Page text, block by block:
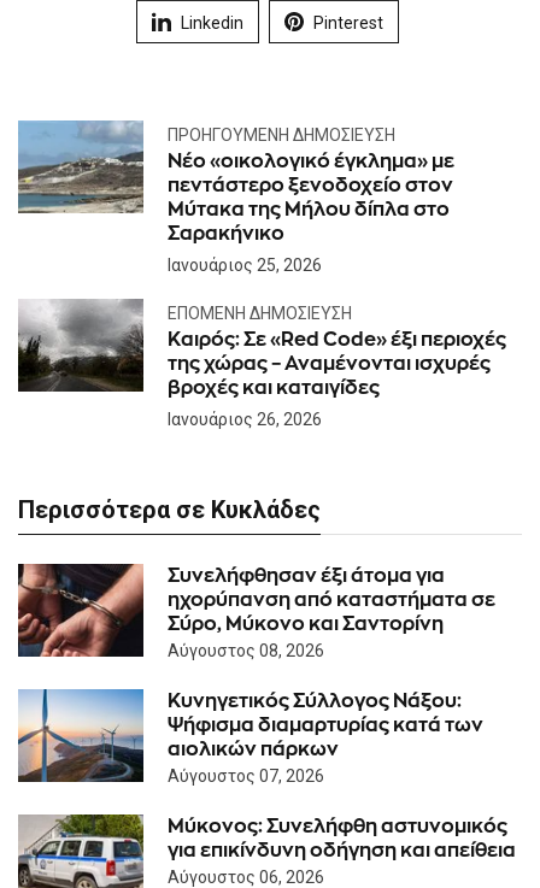
Linkedin Pinterest
ΠΡΟΗΓΟΎΜΕΝΗ ΔΗΜΟΣΊΕΥΣΗ
Νέο «οικολογικό έγκλημα» με
πεντάστερο ξενοδοχείο στον
Μύτακα της Μήλου δίπλα στο
Σαρακήνικο
Ιανουάριος 25, 2026
ΕΠΌΜΕΝΗ ΔΗΜΟΣΊΕΥΣΗ
Kαιρός: Σε «Red Code» έξι περιοχές
της χώρας – Αναμένονται ισχυρές
βροχές και καταιγίδες
Ιανουάριος 26, 2026
Περισσότερα σε Κυκλάδες
Συνελήφθησαν έξι άτομα για
ηχορύπανση από καταστήματα σε
Σύρο, Μύκονο και Σαντορίνη
Αύγουστος 08, 2026
Κυνηγετικός Σύλλογος Νάξου:
Ψήφισμα διαμαρτυρίας κατά των
αιολικών πάρκων
Αύγουστος 07, 2026
Μύκονος: Συνελήφθη αστυνομικός
για επικίνδυνη οδήγηση και απείθεια
Αύγουστος 06, 2026